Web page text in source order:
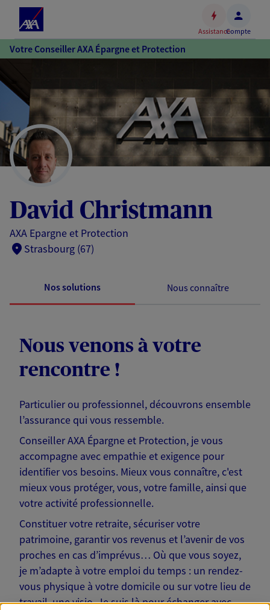
Accéder
au
Accéder
au
pied
de
page
AssistanceCompte
Votre Conseiller AXA Épargne et Protection
David Christmann
AXA Epargne et Protection
Strasbourg (67)
Nos solutions Nous connaître
Nous venons à votre
rencontre !
Particulier ou professionnel, découvrons ensemble
l’assurance qui vous ressemble.
Conseiller AXA Épargne et Protection, je vous
accompagne avec empathie et exigence pour
identifier vos besoins. Mieux vous connaître, c'est
mieux vous protéger, vous, votre famille, ainsi que
votre activité professionnelle.
Constituer votre retraite, sécuriser votre
patrimoine, garantir vos revenus et l’avenir de vos
proches en cas d’imprévus… Où que vous soyez,
je m’adapte à votre emploi du temps : un rendez-
vous physique à votre domicile ou sur votre lieu de
travail, une visio. Je suis là pour échanger avec